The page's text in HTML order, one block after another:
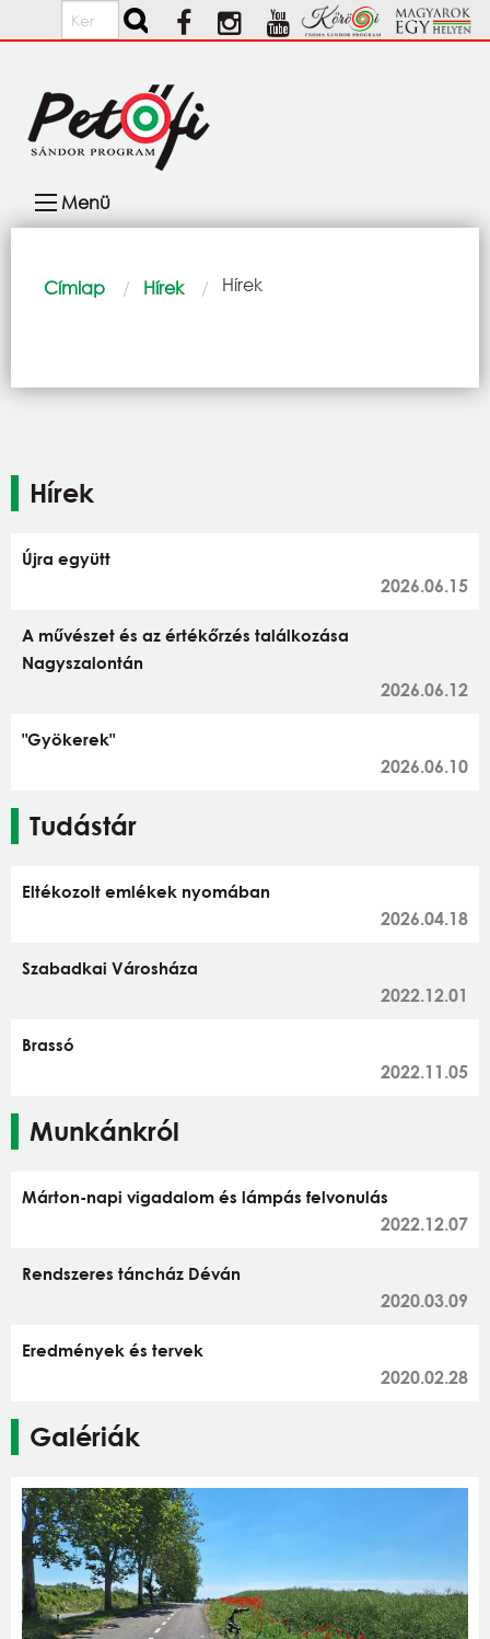
Ugrás a tartalomra
Keresés
navigáció
Menü
Morzsa
Címlap Hírek Current:
Hírek
Hírek
Újra együtt
2026.06.15
A művészet és az értékőrzés találkozása
Nagyszalontán
2026.06.12
"Gyökerek"
2026.06.10
Tudástár
Eltékozolt emlékek nyomában
2026.04.18
Szabadkai Városháza
2022.12.01
Brassó
2022.11.05
Munkánkról
Márton-napi vigadalom és lámpás felvonulás
2022.12.07
Rendszeres táncház Déván
2020.03.09
Eredmények és tervek
2020.02.28
Galériák